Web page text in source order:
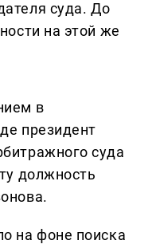
суда. До
на этой же
в
президент
суда
должность
на фоне поиска